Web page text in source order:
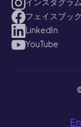
フェイスブック
LinkedIn
YouTube